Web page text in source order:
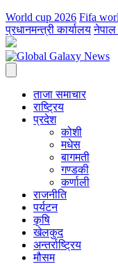
World cup 2026 Fifa
प्रधानमन्त्री कार्यालय
ताजा समाचार
राष्ट्रिय
प्रदेश
कोशी
मधेस
बागमती
गण्डकी
कर्णाली
राजनीति
पर्यटन
कृषि
खेलकुद
अन्तर्राष्ट्रिय
मौसम